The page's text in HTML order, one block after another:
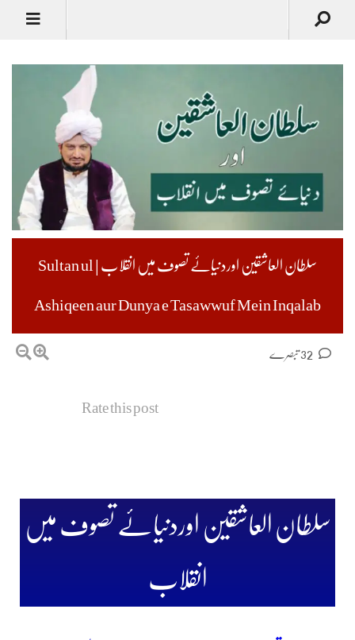
سلطان العاشقین اوردنیائے تصوف میں انقلاب | Sultan ul
Ashiqeen aur Dunya e Tasawwuf Mein Inqalab
Rate this post
سلطان العاشقین اوردنیائے تصوف میں
انقلاب